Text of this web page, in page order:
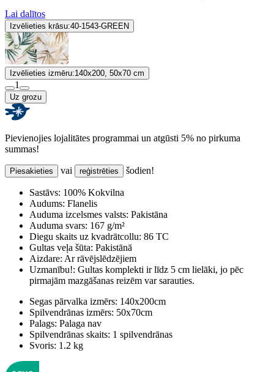
Lai dalītos
Izvēlieties krāsu:40-1543-GREEN
Izvēlieties izmēru:140x200, 50x70 cm
1
Uz grozu
Pievienojies lojalitātes programmai un atgūsti 5% no pirkuma
summas!
Piesakieties vai reģistrēties šodien!
Sastāvs: 100% Kokvilna
Audums: Flanelis
Auduma izcelsmes valsts: Pakistāna
Auduma svars: 167 g/m²
Diegu skaits uz kvadrātcollu: 86 TC
Gultas veļa šūta: Pakistānā
Aizdare: Ar rāvējslēdzējiem
Uzmanību!: Gultas komplekti ir līdz 5 cm lielāki, jo pēc
pirmajām mazgāšanas reizēm var sarauties.
Segas pārvalka izmērs: 140x200cm
Spilvendrānas izmērs: 50x70cm
Palags: Palaga nav
Spilvendrānas skaits: 1 spilvendrānas
Svoris: 1.2 kg